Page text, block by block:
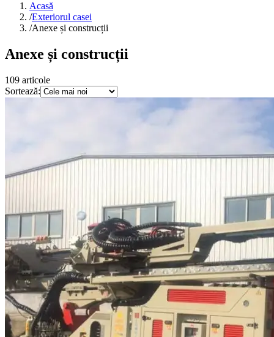
Acasă
/Exteriorul casei
/Anexe și construcții
Anexe și construcții
109 articole
Sortează: